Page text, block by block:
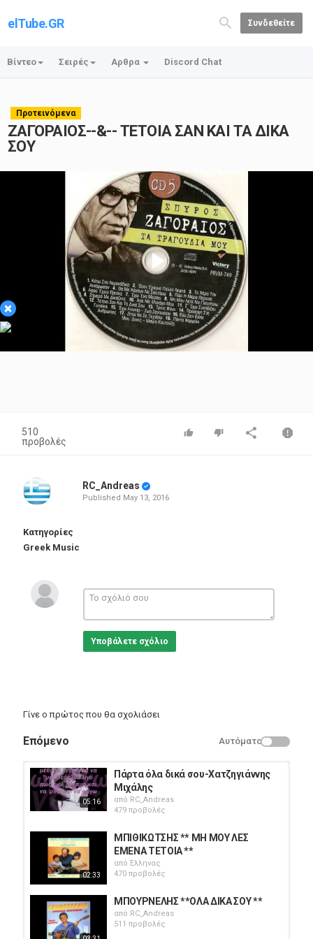
elTube.GR Συνδεθείτε
Βίντεο Σειρές Αρθρα Discord Chat
Προτεινόμενα
ΖΑΓΟΡΑΙΟΣ--&-- ΤΕΤΟΙΑ ΣΑΝ ΚΑΙ ΤΑ ΔΙΚΑ
ΣΟΥ
×
Play
Video
510
προβολές
RC_Andreas
Published May 13, 2016
Κατηγορίες
Greek Music
Υποβάλετε σχόλιο
Γίνε ο πρώτος που θα σχολιάσει
Επόμενο Αυτόματο
05:16
Πάρτα όλα δικά σου-Χατζηγιάννης
Μιχάλης
από RC_Andreas
479 προβολές
02:33
ΜΠΙΘΙΚΩΤΣΗΣ ** ΜΗ ΜΟΥ ΛΕΣ
ΕΜΕΝΑ ΤΕΤΟΙΑ **
απόΈλληνας
470 προβολές
ΜΠΟΥΡΝΕΛΗΣ **ΟΛΑ ΔΙΚΑ ΣΟΥ **
από RC_Andreas
511 προβολές